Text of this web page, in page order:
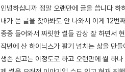
인녕하십니까 정말 오랜만에 글을 씁니다 하
내가 쓴 글을 찾아봐도 안 나와서 이게 12번
종종 들어와서 짜릿한 썰들 감상 잘 하면서
작년에 산 하이닉스가 활기 넘치는 삶을 만
생존 신고는 이정도로 하고 오랜만에 썰 하